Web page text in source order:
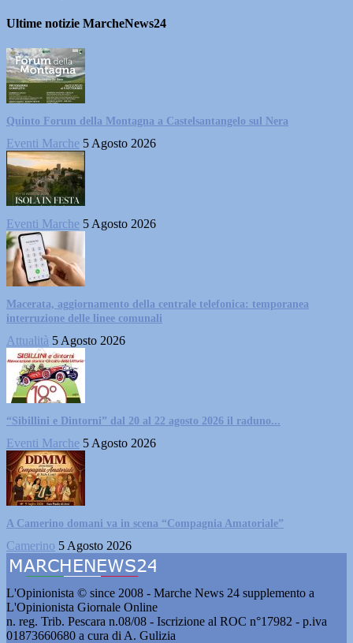
Ultime notizie MarcheNews24
Quinto Forum della Montagna a Castelsantangelo sul Nera
Eventi Marche 5 Agosto 2026
Eventi Marche 5 Agosto 2026
Macerata, aggiornamento della centrale telefonica: temporanea
interruzione delle linee comunali
Attualità 5 Agosto 2026
“Sibillini e Dintorni” dal 20 al 22 agosto 2026 il raduno...
Eventi Marche 5 Agosto 2026
A Camerino domani va in scena “Compagnia Amatoriale”
Camerino 5 Agosto 2026
L'Opinionista © since 2008 - Marche News 24 supplemento a
L'Opinionista Giornale Online
n. reg. Trib. Pescara n.08/08 - Iscrizione al ROC n°17982 - p.iva
01873660680 a cura di A. Gulizia